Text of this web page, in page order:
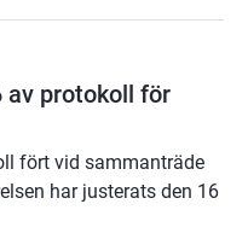
av protokoll för
fört vid sammanträde
har justerats den 16